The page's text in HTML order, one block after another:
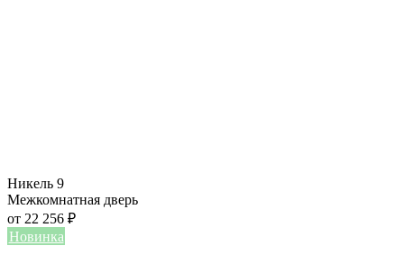
Никель 9
Межкомнатная дверь
от 22 256 ₽
Новинка